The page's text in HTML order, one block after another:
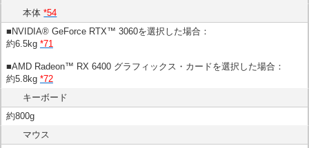
本体*54
■NVIDIA® GeForce RTX™ 3060を選択した場合：
約6.5kg *71
■AMD Radeon™ RX 6400 グラフィックス・カードを選択した場合：
約5.8kg *72
キーボード
約800g
マウス